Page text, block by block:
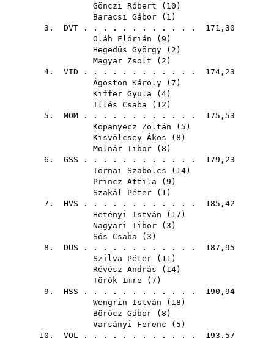
Gönczi Róbert ( 10 )
Baracsi Gábor ( 1 )
3. DVT . . . . . . . . . . . . 171,30
Oláh Flórián ( 9 )
Hegedüs György ( 2 )
Magyar Zsolt ( 2 )
4. VID . . . . . . . . . . . . 174,23
Ágoston Károly ( 7 )
Kiffer Gyula ( 4)
Illés Csaba ( 12 )
5. MOM . . . . . . . . . . . . 175,53
Kopanyecz Zoltán ( 5 )
Kisvölcsey Ákos ( 8 )
Molnár Tibor ( 8 )
6. GSS . . . . . . . . . . . . 179,23
Tornai Szabolcs ( 14)
Princz Attila ( 9 )
Szakál Péter ( 1 )
7. HVS . . . . . . . . . . . . 185,42
Hetényi István ( 17 )
Nagyari Tibor ( 3 )
Sós Csaba ( 3 )
8. DUS . . . . . . . . . . . . 187,95
Szilva Péter ( 11 )
Révész András ( 14)
Török Imre ( 7 )
9. HSS . . . . . . . . . . . . 190,94
Wengrin István ( 18 )
Böröcz Gábor ( 8 )
Varsányi Ferenc ( 5 )
10. VOL . . . . . . . . . . . . 193,57